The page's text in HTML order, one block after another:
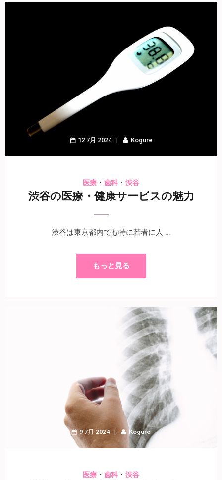
12 7月 2024 Kogure
医療 ・ 歯科 ・ 渋谷
渋谷の医療・健康サービスの魅力
渋谷は東京都内でも特に若者に人 …
もっと見る
9 7月 2024 Kogure
医療 ・ 歯科 ・ 渋谷